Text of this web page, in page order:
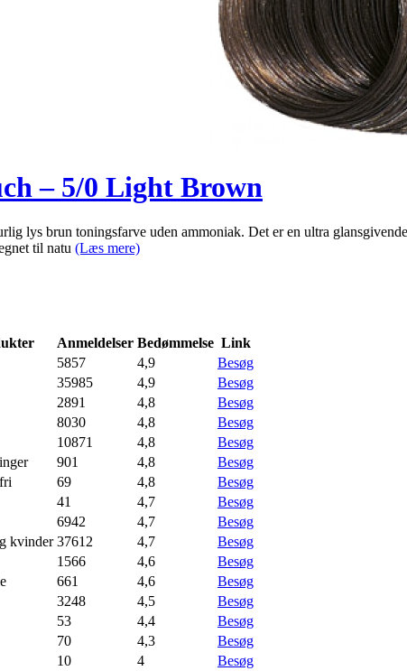
– 5/0 Light Brown
lys brun toningsfarve uden ammoniak. Det er en ultra
til natu (Læs mere)
Anmeldelser Bedømmelse Link
5857 4,9
Besøg
35985 4,9
Besøg
2891 4,8
Besøg
8030 4,8
Besøg
10871 4,8
Besøg
901 4,8
Besøg
69 4,8
Besøg
41 4,7
Besøg
6942 4,7
Besøg
kvinder 37612 4,7
Besøg
1566 4,6
Besøg
661 4,6
Besøg
3248 4,5
Besøg
53 4,4
Besøg
70 4,3
Besøg
10 4
Besøg